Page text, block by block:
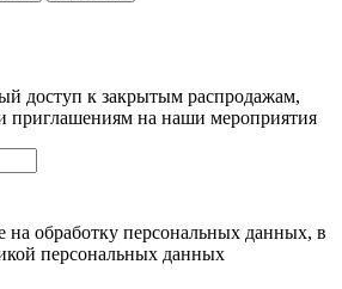
доступ к закрытым распродажам,
приглашениям на наши мероприятия
на обработку персональных данных, в
персональных данных